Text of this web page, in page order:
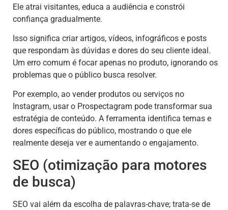
Ele atrai visitantes, educa a audiência e constrói
confiança gradualmente.
Isso significa criar artigos, vídeos, infográficos e posts
que respondam às dúvidas e dores do seu cliente ideal.
Um erro comum é focar apenas no produto, ignorando os
problemas que o público busca resolver.
Por exemplo, ao vender produtos ou serviços no
Instagram, usar o Prospectagram pode transformar sua
estratégia de conteúdo. A ferramenta identifica temas e
dores específicas do público, mostrando o que ele
realmente deseja ver e aumentando o engajamento.
SEO (otimização para motores
de busca)
SEO vai além da escolha de palavras-chave; trata-se de